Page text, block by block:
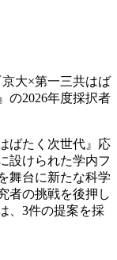
大×第一三共はば
の2026年度採択者
ばたく次世代』応
設けられた学内フ
舞台に新たな科学
者の挑戦を後押し
、3件の提案を採